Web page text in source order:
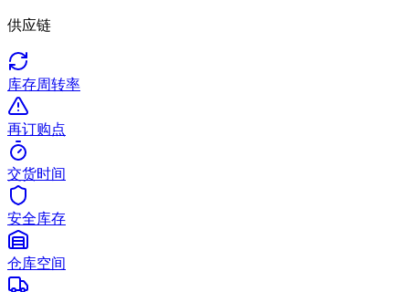
供应链
库存周转率
再订购点
交货时间
安全库存
仓库空间